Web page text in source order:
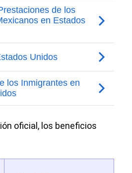
oficial, los beneficios